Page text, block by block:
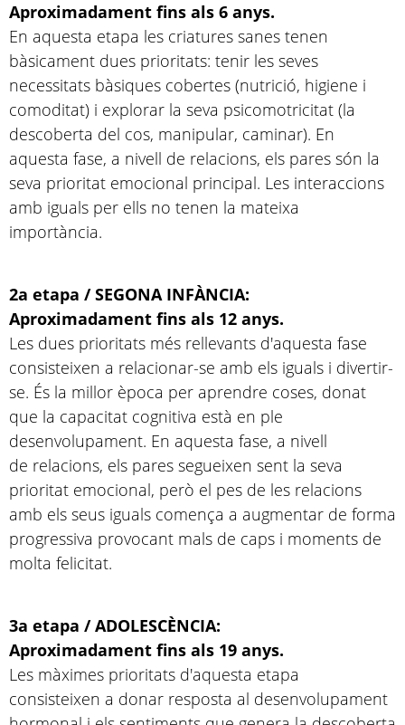
Aproximadament fins als 6 anys.
En aquesta etapa les criatures sanes tenen
bàsicament dues prioritats: tenir les seves
necessitats bàsiques cobertes (nutrició, higiene i
comoditat) i explorar la seva psicomotricitat (la
descoberta del cos, manipular, caminar). En
aquesta fase, a nivell de relacions, els pares són la
seva prioritat emocional principal. Les interaccions
amb iguals per ells no tenen la mateixa
importància.
2a etapa / SEGONA INFÀNCIA:
Aproximadament fins als 12 anys.
Les dues prioritats més rellevants d'aquesta fase
consisteixen a relacionar-se amb els iguals i divertir-
se. És la millor època per aprendre coses, donat
que la capacitat cognitiva està en ple
desenvolupament. En aquesta fase, a nivell
de relacions, els pares segueixen sent la seva
prioritat emocional, però el pes de les relacions
amb els seus iguals comença a augmentar de forma
progressiva provocant mals de caps i moments de
molta felicitat.
3a etapa / ADOLESCÈNCIA:
Aproximadament fins als 19 anys.
Les màximes prioritats d'aquesta etapa
consisteixen a donar resposta al desenvolupament